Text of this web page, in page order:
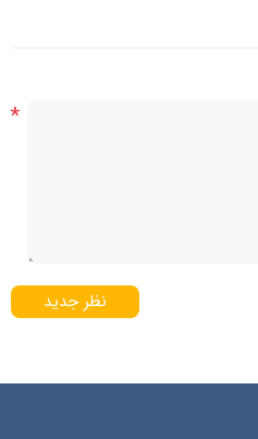
*
نظر جدید